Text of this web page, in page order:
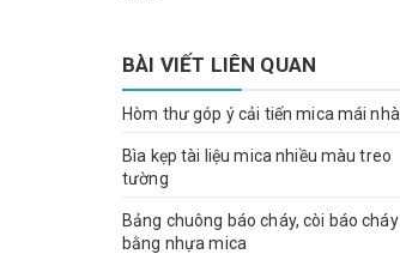
BÀI VIẾT LIÊN QUAN
Hòm thư góp ý cải tiến mica mái nhà
Bìa kẹp tài liệu mica nhiều màu treo
tường
Bảng chuông báo cháy, còi báo cháy
bằng nhựa mica